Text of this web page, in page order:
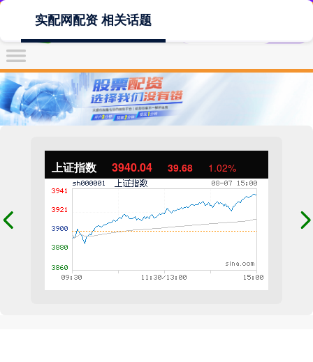
上证指数 3940.04 39.68 1.02%
实配网配资 相关话题